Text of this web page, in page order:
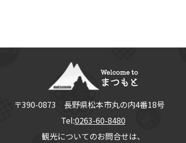
〒390-0873 長野県松本市丸の内4番18号
Tel:0263-60-8480
観光についてのお問合せは、